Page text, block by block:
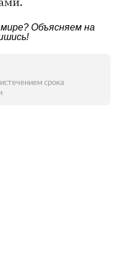
Объясняем на
срока